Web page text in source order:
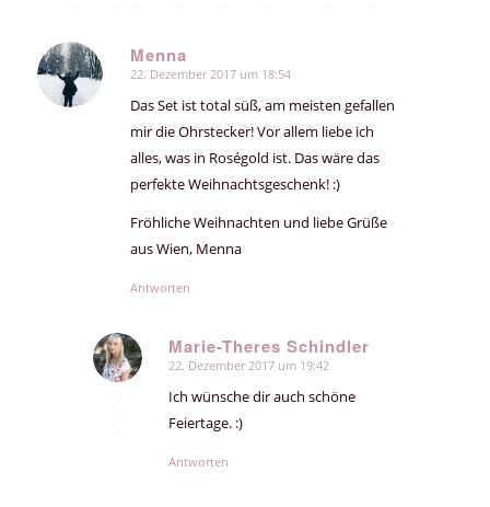
Menna
sagte:
22. Dezember 2017 um 18:54
Das Set ist total süß, am meisten gefallen
mir die Ohrstecker! Vor allem liebe ich
alles, was in Roségold ist. Das wäre das
perfekte Weihnachtsgeschenk! :)
Fröhliche Weihnachten und liebe Grüße
aus Wien, Menna
Antworten
Marie-Theres Schindler
sagte:
22. Dezember 2017 um 19:42
Ich wünsche dir auch schöne
Feiertage. :)
Antworten